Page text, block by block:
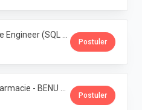
Postuler
Postuler